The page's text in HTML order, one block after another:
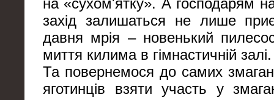
на «сухом'ятку». А господарям
захід залишаться не лише
давня мрія – новенький
миття килима в гімнастичній залі.
Та повернемося до самих
яготинців взяти участь у